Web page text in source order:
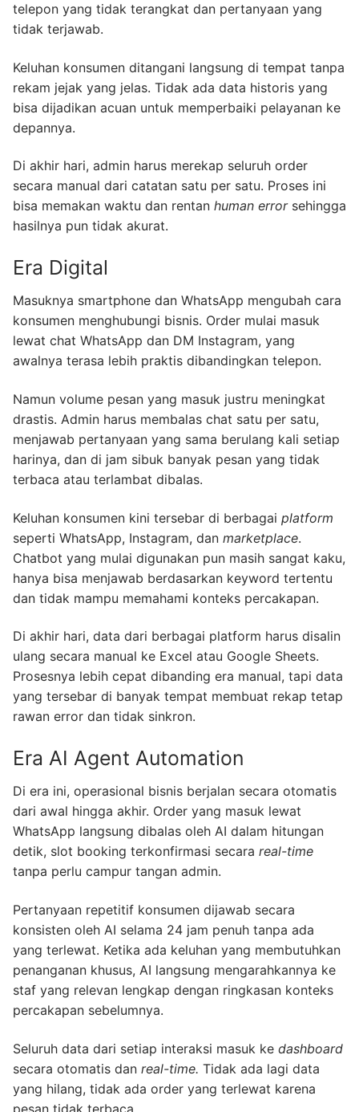
telepon yang tidak terangkat dan pertanyaan yang
tidak terjawab.
Keluhan konsumen ditangani langsung di tempat tanpa
rekam jejak yang jelas. Tidak ada data historis yang
bisa dijadikan acuan untuk memperbaiki pelayanan ke
depannya.
Di akhir hari, admin harus merekap seluruh order
secara manual dari catatan satu per satu. Proses ini
bisa memakan waktu dan rentan human errorsehingga
hasilnya pun tidak akurat.
Era Digital
Masuknya smartphone dan WhatsApp mengubah cara
konsumen menghubungi bisnis. Order mulai masuk
lewat chat WhatsApp dan DM Instagram, yang
awalnya terasa lebih praktis dibandingkan telepon.
Namun volume pesan yang masuk justru meningkat
drastis. Admin harus membalas chat satu per satu,
menjawab pertanyaan yang sama berulang kali setiap
harinya, dan di jam sibuk banyak pesan yang tidak
terbaca atau terlambat dibalas.
Keluhan konsumen kini tersebar di berbagai platform
seperti WhatsApp, Instagram, dan marketplace.
Chatbot yang mulai digunakan pun masih sangat kaku,
hanya bisa menjawab berdasarkan keyword tertentu
dan tidak mampu memahami konteks percakapan.
Di akhir hari, data dari berbagai platform harus disalin
ulang secara manual ke Excel atau Google Sheets.
Prosesnya lebih cepat dibanding era manual, tapi data
yang tersebar di banyak tempat membuat rekap tetap
rawan error dan tidak sinkron.
Era AI Agent Automation
Di era ini, operasional bisnis berjalan secara otomatis
dari awal hingga akhir. Order yang masuk lewat
WhatsApp langsung dibalas oleh AI dalam hitungan
detik, slot booking terkonfirmasi secara real-time
tanpa perlu campur tangan admin.
Pertanyaan repetitif konsumen dijawab secara
konsisten oleh AI selama 24 jam penuh tanpa ada
yang terlewat. Ketika ada keluhan yang membutuhkan
penanganan khusus, AI langsung mengarahkannya ke
staf yang relevan lengkap dengan ringkasan konteks
percakapan sebelumnya.
Seluruh data dari setiap interaksi masuk ke dashboard
secara otomatis dan real-time. Tidak ada lagi data
yang hilang, tidak ada order yang terlewat karena
pesan tidak terbaca.